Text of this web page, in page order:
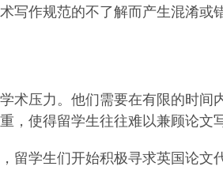
写作规范的不了解而产生混淆或
术压力。他们需要在有限的时
，使得留学生往往难以兼顾论文
留学生们开始积极寻求英国论